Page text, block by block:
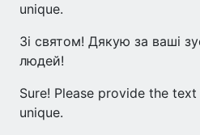
unique.
Зі святом! Дякую за ваші
людей!
Sure! Please provide the
unique.